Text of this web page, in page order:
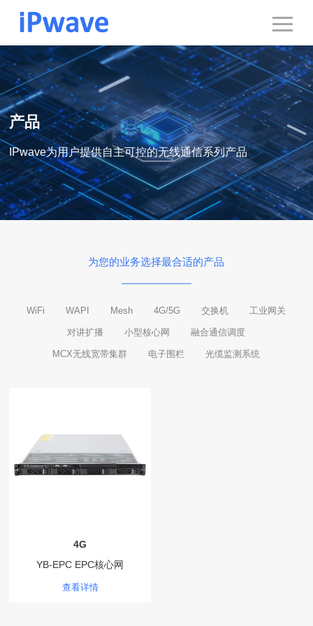
产品
IPwave为用户提供自主可控的无线通信系列产品
为您的业务选择最合适的产品
WiFi WAPI Mesh 4G/5G 交换机 工业网关
对讲扩播 小型核心网 融合通信调度
MCX无线宽带集群 电子围栏 光缆监测系统
4G
YB-EPC EPC核心网
查看详情